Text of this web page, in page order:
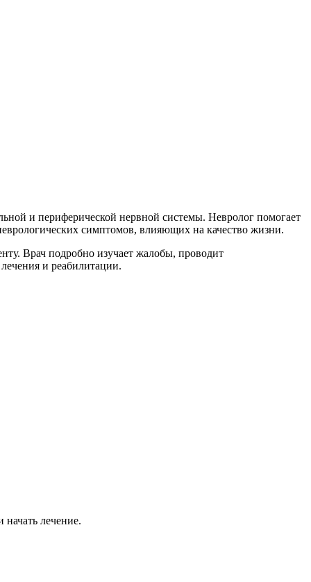
и периферической нервной системы. Невролог помогает
симптомов, влияющих на качество жизни.
Врач подробно изучает жалобы, проводит
и реабилитации.
лечение.